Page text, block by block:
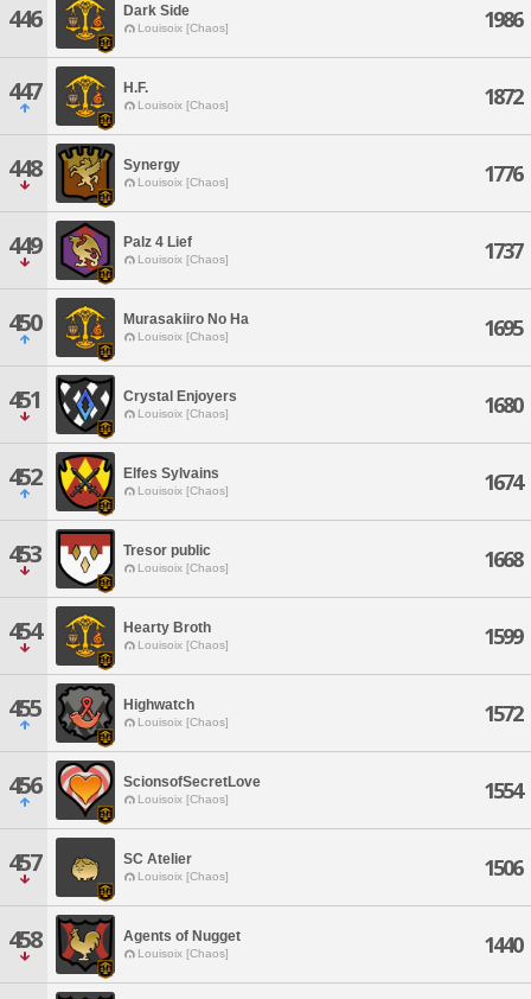
446 Dark Side
Louisoix [Chaos] 1986
447 H.F.
Louisoix [Chaos] 1872
448 Synergy
Louisoix [Chaos] 1776
449 Palz 4 Lief
Louisoix [Chaos] 1737
450 Murasakiiro No Ha
Louisoix [Chaos] 1695
451 Crystal Enjoyers
Louisoix [Chaos] 1680
452 Elfes Sylvains
Louisoix [Chaos] 1674
453 Tresor public
Louisoix [Chaos] 1668
454 Hearty Broth
Louisoix [Chaos] 1599
455 Highwatch
Louisoix [Chaos] 1572
456 ScionsofSecretLove
Louisoix [Chaos] 1554
457 SC Atelier
Louisoix [Chaos] 1506
458 Agents of Nugget
Louisoix [Chaos] 1440